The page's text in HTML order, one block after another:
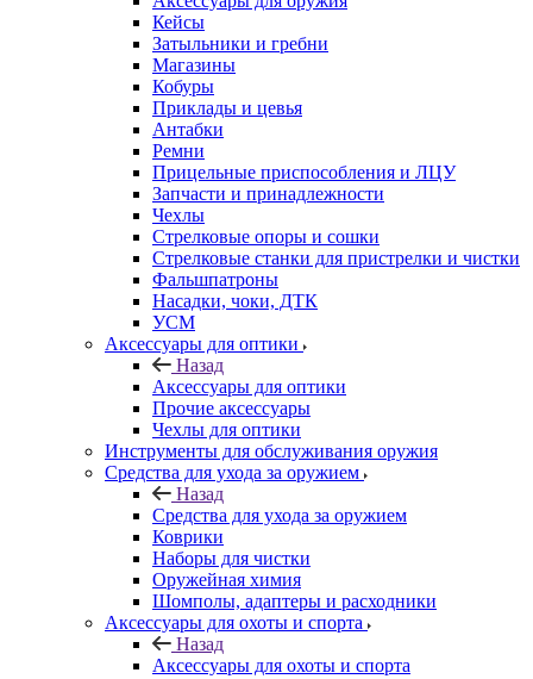
Кейсы
Затыльники и гребни
Магазины
Кобуры
Приклады и цевья
Антабки
Ремни
Прицельные приспособления и ЛЦУ
Запчасти и принадлежности
Чехлы
Стрелковые опоры и сошки
Стрелковые станки для пристрелки и чистки
Фальшпатроны
Насадки, чоки, ДТК
УСМ
Аксессуары для оптики
Назад
Аксессуары для оптики
Прочие аксессуары
Чехлы для оптики
Инструменты для обслуживания оружия
Средства для ухода за оружием
Назад
Средства для ухода за оружием
Коврики
Наборы для чистки
Оружейная химия
Шомполы, адаптеры и расходники
Аксессуары для охоты и спорта
Назад
Аксессуары для охоты и спорта